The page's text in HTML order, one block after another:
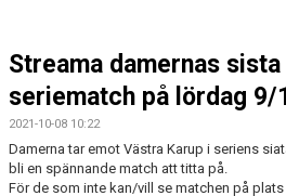
LÄNKAR
MEDLEMS OCH TRÄNINGSAVGIFTER
Streama damernas sista
seriematch på lördag 9/
2021-10-08 10:22
Damerna tar emot Västra Karup i seriens
bli en spännande match att titta på.
För de som inte kan/vill se matchen på